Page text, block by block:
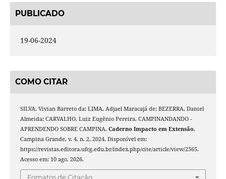
PUBLICADO
19-06-2024
COMO CITAR
SILVA, Vivian Barreto da; LIMA, Adjael Maracajá de; BEZERRA, Daniel
Almeida; CARVALHO, Luiz Eugênio Pereira. CAMPINANDANDO -
APRENDENDO SOBRE CAMPINA. Caderno Impacto em Extensão,
Campina Grande, v. 4, n. 2, 2024. Disponível em:
https://revistas.editora.ufcg.edu.br/index.php/cite/article/view/2565.
Acesso em: 10 ago. 2026.
Fomatos de Citação